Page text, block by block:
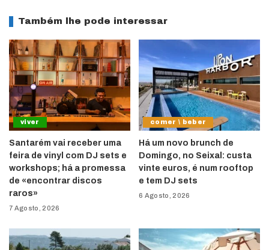
Também lhe pode interessar
viver
Santarém vai receber uma
feira de vinyl com DJ sets e
workshops; há a promessa
de «encontrar discos
raros»
7 Agosto, 2026
comer \ beber
Há um novo brunch de
Domingo, no Seixal: custa
vinte euros, é num rooftop
e tem DJ sets
6 Agosto, 2026